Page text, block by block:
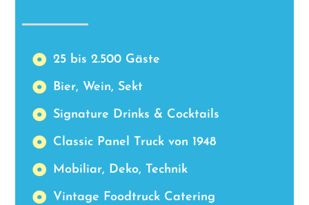
25 bis 2.500 Gäste
Bier, Wein, Sekt
Signature Drinks & Cocktails
Classic Panel Truck von 1948
Mobiliar, Deko, Technik
Vintage Foodtruck Catering